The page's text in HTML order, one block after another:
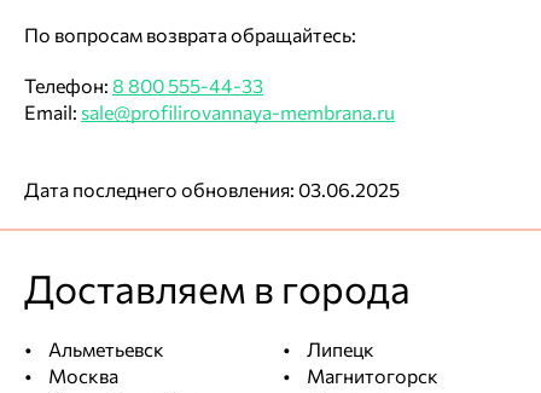
По вопросам возврата обращайтесь:
Телефон:8 800 555-44-33
Email: sale@profilirovannaya-membrana.ru
Дата последнего обновления: 03.06.2025
Доставляем в города
Альметьевск
Москва
Липецк
Магнитогорск